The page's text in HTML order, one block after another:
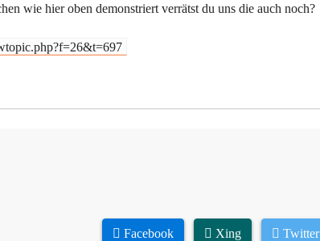
wie hier oben demonstriert verrätst du uns die auch noch?
Facebook Xing Twitter